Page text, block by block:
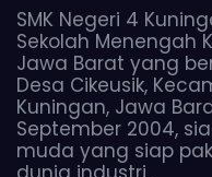
SMK Negeri 4
Sekolah Menengah
Jawa Barat yang
Desa Cikeusik,
Kuningan, Jawa
September 2004,
muda yang siap